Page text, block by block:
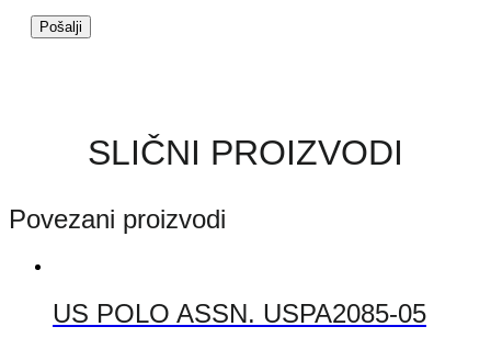
SLIČNI PROIZVODI
Povezani proizvodi
US POLO ASSN. USPA2085-05